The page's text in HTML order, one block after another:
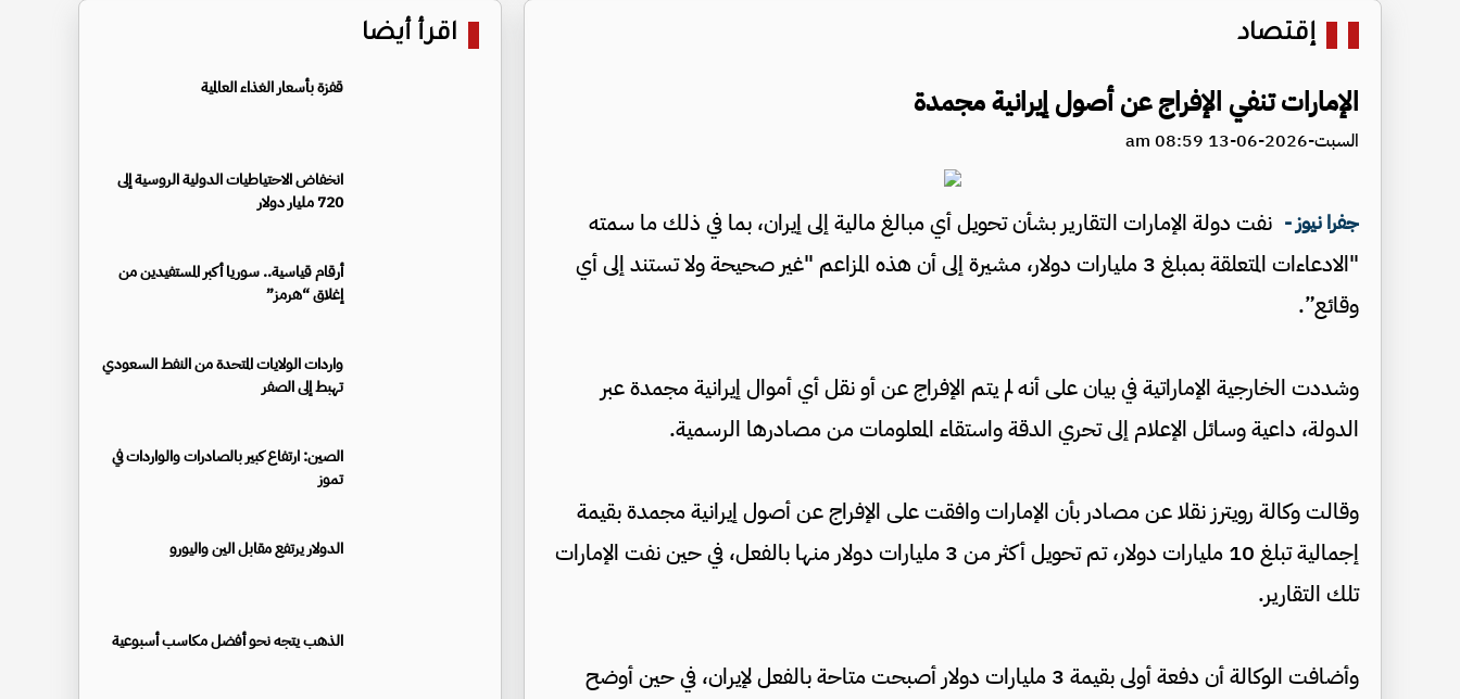
إقتصاد
الإمارات تنفي الإفراج عن أصول إيرانية مجمدة
السبت-2026-06-13 08:59 am
جفرا نيوز - نفت دولة الإمارات التقارير بشأن تحويل أي مبالغ مالية إلى إيران، بما في ذلك ما سمته
"الادعاءات المتعلقة بمبلغ 3 مليارات دولار، مشيرة إلى أن هذه المزاعم "غير صحيحة ولا تستند إلى أي
وقائع”.
وشددت الخارجية الإماراتية في بيان على أنه لم يتم الإفراج عن أو نقل أي أموال إيرانية مجمدة عبر
الدولة، داعية وسائل الإعلام إلى تحري الدقة واستقاء المعلومات من مصادرها الرسمية.
وقالت وكالة رويترز نقلا عن مصادر بأن الإمارات وافقت على الإفراج عن أصول إيرانية مجمدة بقيمة
إجمالية تبلغ 10 مليارات دولار، تم تحويل أكثر من 3 مليارات دولار منها بالفعل، في حين نفت الإمارات
تلك التقارير.
وأضافت الوكالة أن دفعة أولى بقيمة 3 مليارات دولار أصبحت متاحة بالفعل لإيران، في حين أوضح
اقرأ أيضا
قفزة بأسعار الغذاء العالمية
انخفاض الاحتياطيات الدولية الروسية إلى
720 مليار دولار
أرقام قياسية.. سوريا أكبر المستفيدين من
إغلاق “هرمز”
واردات الولايات المتحدة من النفط السعودي
تهبط إلى الصفر
الصين: ارتفاع كبير بالصادرات والواردات في
تموز
الدولار يرتفع مقابل الين واليورو
الذهب يتجه نحو أفضل مكاسب أسبوعية